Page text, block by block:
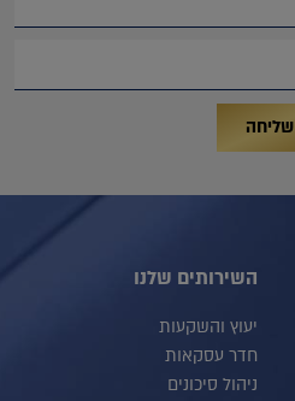
שליחה
השירותים שלנו
יעוץ והשקעות
חדר עסקאות
ניהול סיכונים